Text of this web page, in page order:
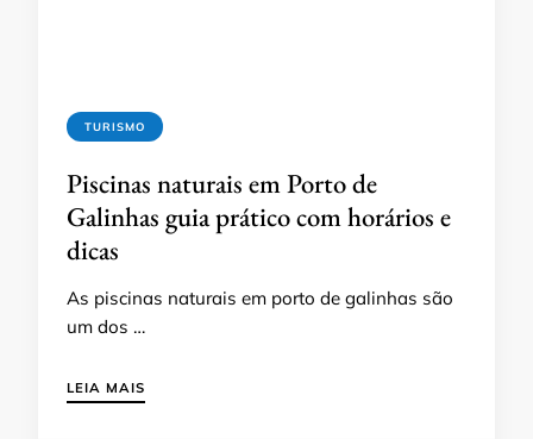
TURISMO
Piscinas naturais em Porto de
Galinhas guia prático com horários e
dicas
As piscinas naturais em porto de galinhas são
um dos …
LEIA MAIS